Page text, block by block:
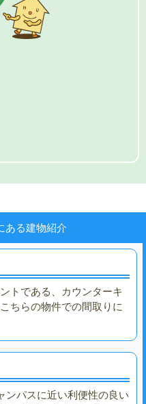
ある建物紹介
トである、カウンターキ
ちらの物件での間取りに
ンパスに近い利便性の良い